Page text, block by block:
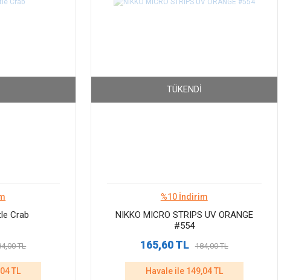
Crab
TL
TL
TÜKENDI
%10 İndirim
NIKKO MICRO STRIPS UV ORANGE
#554
165,60 TL 184,00 TL
Havale ile 149,04 TL